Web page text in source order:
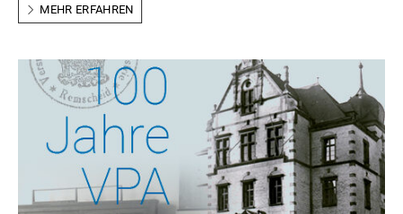
MEHR ERFAHREN